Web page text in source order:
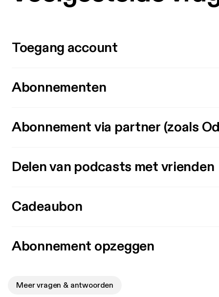
Toegang account
Abonnementen
Abonnement via partner (zoals
Delen van podcasts met vrienden
Cadeaubon
Abonnement opzeggen
Meer vragen & antwoorden